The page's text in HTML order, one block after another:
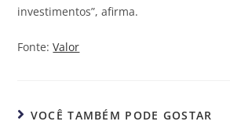
investimentos”, afirma.
Fonte:Valor
VOCÊ TAMBÉM PODE GOSTAR